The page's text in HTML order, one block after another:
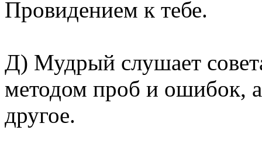
Провидением к тебе.
Д) Мудрый слушает
методом проб и ошибок,
другое.